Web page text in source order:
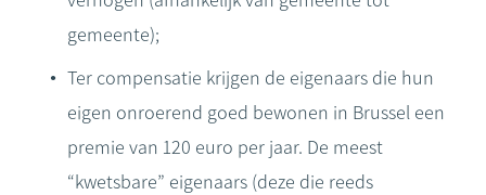
gemeente);
Ter compensatie krijgen de eigenaars die hun
eigen onroerend goed bewonen in Brussel een
premie van 120 euro per jaar. De meest
“kwetsbare” eigenaars (deze die reeds